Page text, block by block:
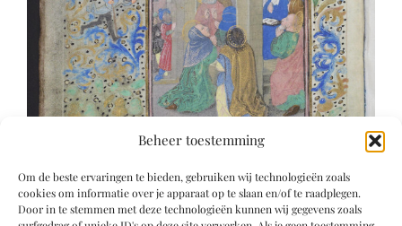
Beheer toestemming
Om de beste ervaringen te bieden, gebruiken wij technologieën zoals
cookies om informatie over je apparaat op te slaan en/of te raadplegen.
Door in te stemmen met deze technologieën kunnen wij gegevens zoals